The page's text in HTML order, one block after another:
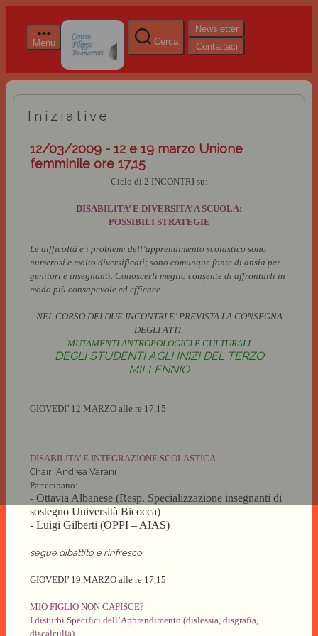
Menu Cerca
Newsletter
Contattaci
Iniziative
12/03/2009 - 12 e 19 marzo Unione
femminile ore 17,15
Ciclo di 2 INCONTRI su:
DISABILITA’ E DIVERSITA’ A SCUOLA:
POSSIBILI STRATEGIE
Le difficoltà e i problemi dell’apprendimento scolastico sono
numerosi e molto diversificati; sono comunque fonte di ansia per
genitori e insegnanti. Conoscerli meglio consente di affrontarli in
modo più consapevole ed efficace.
NEL CORSO DEI DUE INCONTRIE’ PREVISTA LA CONSEGNA
DEGLI ATTI:
MUTAMENTI ANTROPOLOGICI E CULTURALI
DEGLI STUDENTI AGLI INIZI DEL TERZO
MILLENNIO
GIOVEDI’ 12 MARZO alle re 17,15
DISABILITA’ E INTEGRAZIONE SCOLASTICA
Chair: Andrea Varani
Partecipano:
- Ottavia Albanese (Resp. Specializzazione insegnanti di
sostegno Università Bicocca)
- Luigi Gilberti (OPPI – AIAS)
segue dibattito e rinfresco
GIOVEDI’ 19 MARZO alle re 17,15
MIO FIGLIO NON CAPISCE?
I disturbi Specifici dell’Apprendimento (dislessia, disgrafia,
discalculia)